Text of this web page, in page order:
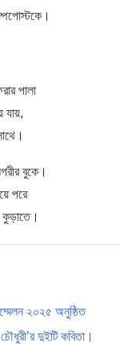
পালা
যায়,
বুকে।
পরে
কুড়াতে।
২০২৫ অনুষ্ঠিত
দুইটি কবিতা।